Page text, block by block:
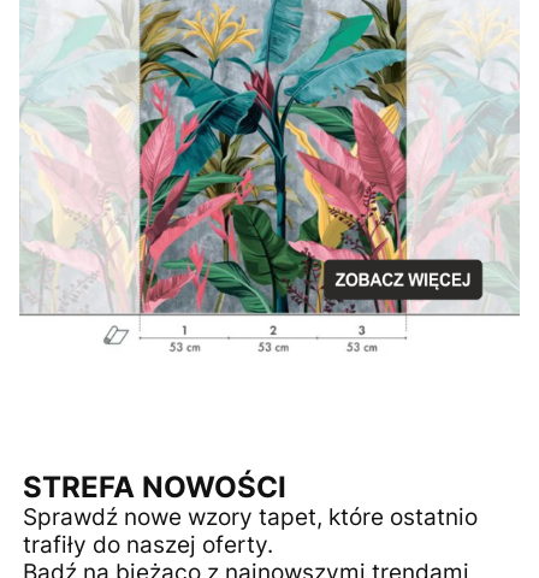
STREFA NOWOŚCI
Sprawdź nowe wzory tapet, które ostatnio
trafiły do naszej oferty.